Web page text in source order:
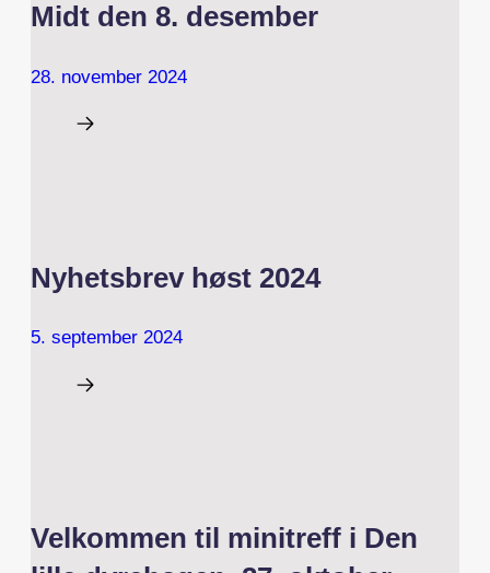
Midt den 8. desember
28. november 2024
Nyhetsbrev høst 2024
5. september 2024
Velkommen til minitreff i Den